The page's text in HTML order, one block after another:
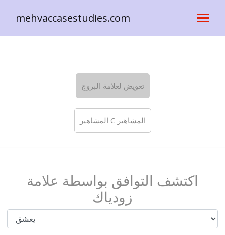
mehvaccasestudies.com
تعويض لعلامة البروج
المشاهير C المشاهير
اكتشف التوافق بواسطة علامة
زودياك